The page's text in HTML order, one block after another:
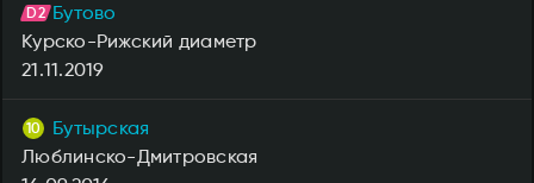
Бутово
Курско-Рижский диаметр
21.11.2019
Бутырская
Люблинско-Дмитровская